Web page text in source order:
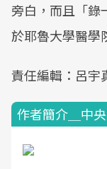
旁白，而且「錄
於耶魯大學醫學
責任編輯：呂宇
作者簡介＿中